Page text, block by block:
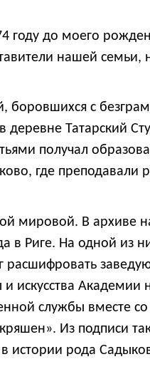
году до моего
нашей семьи,
боровшихся с
Татарский
получал
где преподавали
мировой. В архиве
в Риге. На одной из
расшифровать
искусства Академии
службы вместе
Из подписи
истории рода